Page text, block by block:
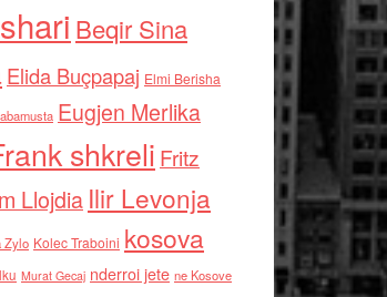
Beqir Sina
Elida Buçpapaj Elmi Berisha
Eugjen Merlika
shkreli Fritz
Llojdia Ilir Levonja
Zylo Kolec Traboini kosova
Murat Gecaj nderroi jete ne Kosove